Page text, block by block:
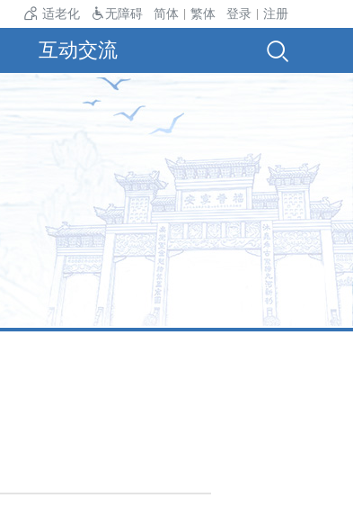
。 适老化 无障碍 简体 繁体 登录 注册
互动交流